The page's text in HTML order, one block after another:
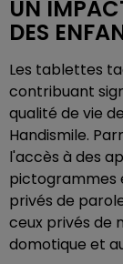
UN
DES
Les tablettes
contribuant
qualité de vie
Handismile.
l'accès à des
pictogrammes
privés de
ceux privés de
domotique et